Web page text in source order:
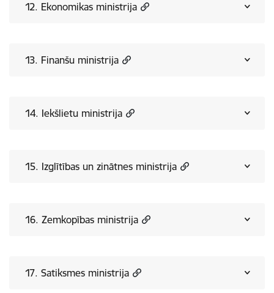
12. Ekonomikas ministrija
13. Finanšu ministrija
14. Iekšlietu ministrija
15. Izglītības un zinātnes ministrija
16. Zemkopības ministrija
17. Satiksmes ministrija